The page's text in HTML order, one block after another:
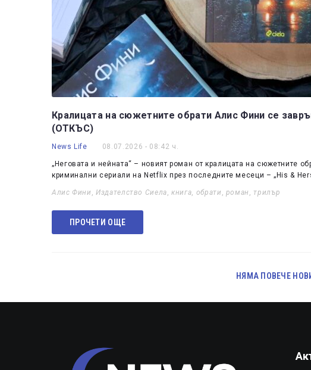
Кралицата на сюжетните обрати Алис Фини се
(ОТКЪС)
News Life 08.07.2026 - 08:42 ч.
„Неговата и нейната“ – новият роман от кралицата на сюжетните
криминални сериали на Netflix през последните месеци – „His &
Алис Фини ,Издателство Сиела,книга, обрати , роман ,трилър
ПРОЧЕТИ ОЩЕ
НЯМА ПОВЕЧЕ